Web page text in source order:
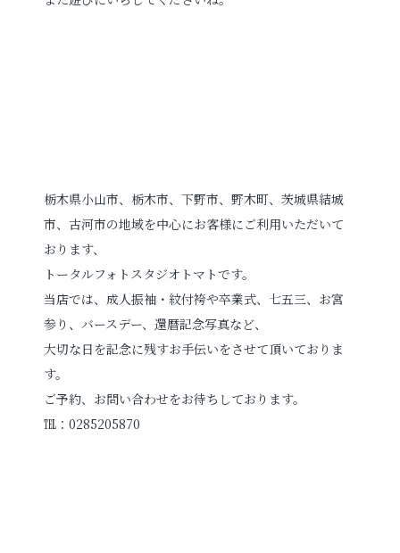
栃木県小山市、栃木市、下野市、野木町、茨城県結城
市、古河市の地域を中心にお客様にご利用いただいて
おります、
トータルフォトスタジオトマトです。
当店では、成人振袖・紋付袴や卒業式、七五三、お宮
参り、バースデー、還暦記念写真など、
大切な日を記念に残すお手伝いをさせて頂いておりま
す。
ご予約、お問い合わせをお待ちしております。
℡：0285205870